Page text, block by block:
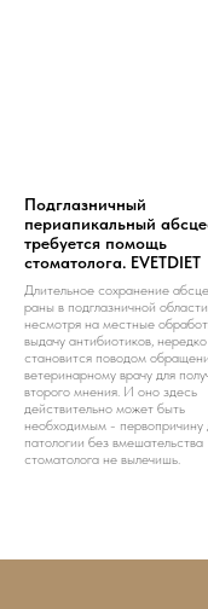
Подглазничный
периапикальный
требуется помощь
стоматолога. EVETDIET
Длительное сохранение
раны в подглазничной области,
несмотря на местные
выдачу антибиотиков, нередко
становится поводом
ветеринарному врачу для
второго мнения. И оно здесь
действительно может быть
необходимым - первопричину
патологии без вмешательства
стоматолога не вылечишь.